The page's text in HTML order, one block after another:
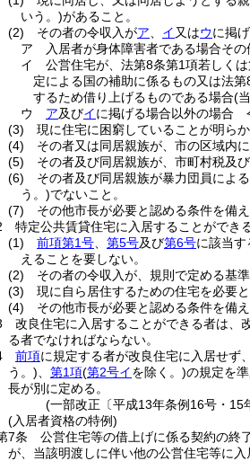
いう。)があること。
(2)
その者の令収入がア イ 又はウに掲
ア
入居者が身体障害者である場合そ
イ
公営住宅が、法第8条第1項若しく
定による国の補助に係るもの又は法
するため借り上げるものである場合(
ウ
ア及びイに掲げる場合以外の場合
(3)
現に住宅に困窮していることが明らか
(4)
その者又は同居親族が、市の区域内
(5)
その者及び同居親族が、市町村税及
(6)
その者及び同居親族が暴力団員によ
う。)でないこと。
(7)
その他市長が必要と認める条件を備え
特定公共賃貸住宅に入居することができ
(1)
前項第1号 第5号及び第6号に該当す
えることを要しない。
(2)
その者の令収入が、規則で定める基準
(3)
現に自ら居住するための住宅を必要と
(4)
その他市長が必要と認める条件を備え
改良住宅に入居することができる者は、
る者でなければならない。
前項に規定する者が改良住宅に入居せず
う。)
第1項(第2号イを除く。)の規定を準
長が別に定める。
(一部改正〔平成13年条例16号・
(入居者資格の特例)
7条
公営住宅等の借上げに係る契約の終
が、当該明渡しに伴い他の公営住宅等に